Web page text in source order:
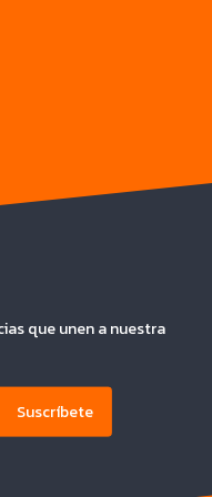
que unen a nuestra
Suscríbete